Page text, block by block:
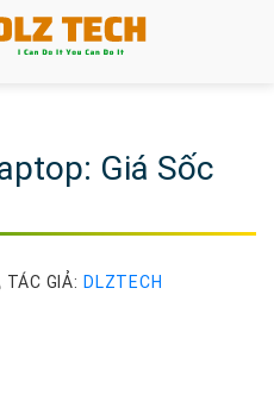
Giá Sốc
TÁC GIẢ: DLZTECH